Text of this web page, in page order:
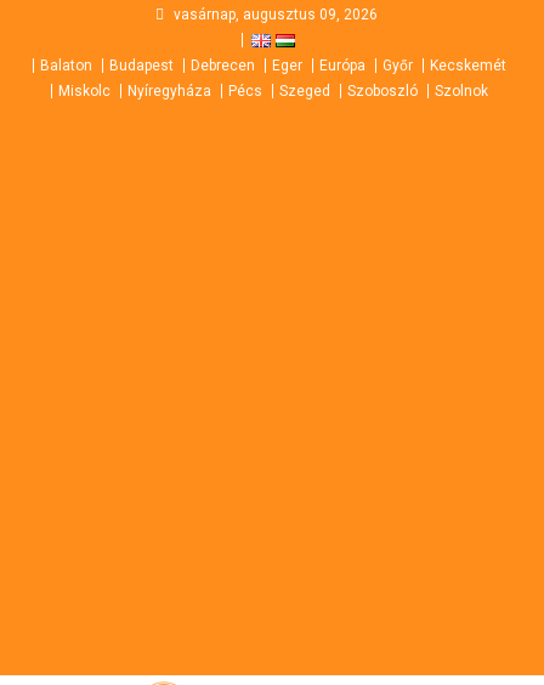
content
vasárnap, augusztus 09, 2026
Balaton Budapest Debrecen Eger Európa Győr
Kecskemét
Miskolc
Nyíregyháza Pécs Szeged Szoboszló Szolnok